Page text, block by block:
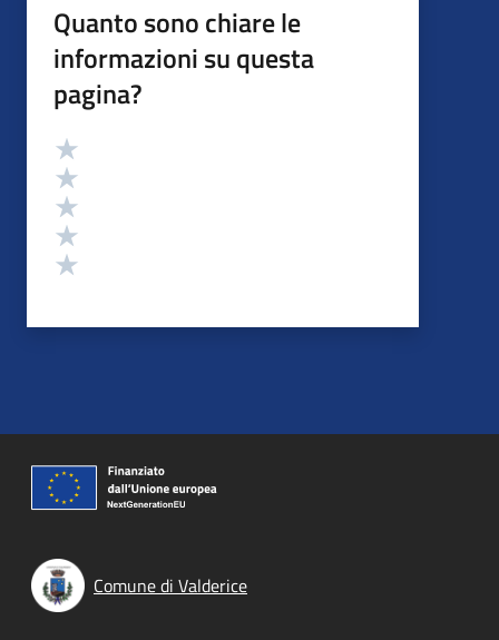
Quanto sono chiare le
informazioni su questa
pagina?
Valutazione
Comune di Valderice